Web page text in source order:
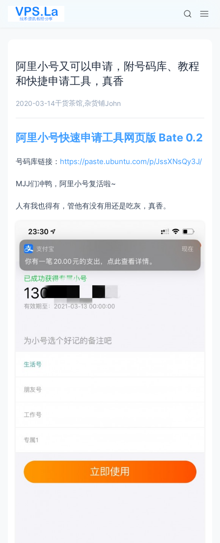
阿里小号又可以申请，附号码库、教程
和快捷申请工具，真香
2020-03-14干货茶馆,杂货铺John
阿里小号快速申请工具网页版 Bate 0.2
号码库链接： https://paste.ubuntu.com/p/JssXNsQy3J/
MJJ们冲鸭，阿里小号复活啦~
人有我也得有，管他有没有用还是吃灰，真香。